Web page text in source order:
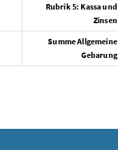
Rubrik 5: Kassa und
Zinsen
Summe Allgemeine
Gebarung